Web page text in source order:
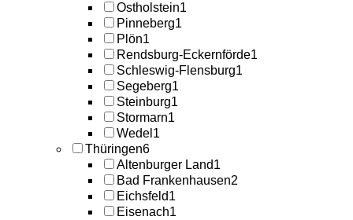
Ostholstein1
Pinneberg1
Plön1
Rendsburg-Eckernförde1
Schleswig-Flensburg1
Segeberg1
Steinburg1
Stormarn1
Wedel 1
Thüringen6
Altenburger Land1
Bad Frankenhausen2
Eichsfeld1
Eisenach1